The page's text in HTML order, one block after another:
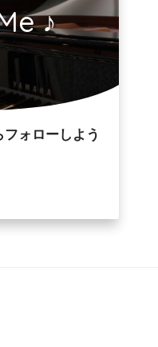
♪
ォローしよう